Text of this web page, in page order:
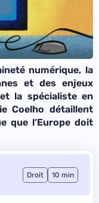
numérique, la
et des enjeux
la spécialiste en
Coelho détaillent
que l’Europe doit
Droit 10 min